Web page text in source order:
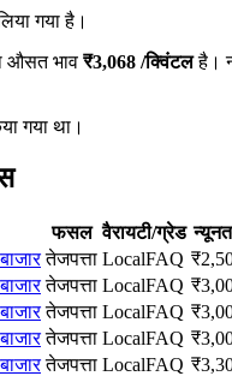
गया है।
औसत भाव ₹3,068 /क्विंटलहै।
गया था।
फसल वैरायटी/ग्रेड
तेजपत्ता LocalFAQ ₹
तेजपत्ता LocalFAQ ₹
तेजपत्ता LocalFAQ ₹
तेजपत्ता LocalFAQ ₹
तेजपत्ता LocalFAQ ₹